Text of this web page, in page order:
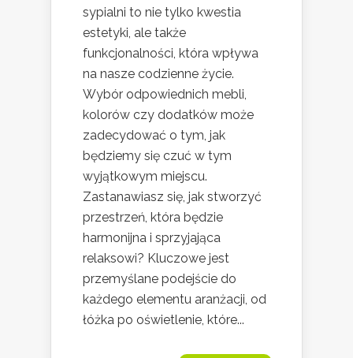
sypialni to nie tylko kwestia
estetyki, ale także
funkcjonalności, która wpływa
na nasze codzienne życie.
Wybór odpowiednich mebli,
kolorów czy dodatków może
zadecydować o tym, jak
będziemy się czuć w tym
wyjątkowym miejscu.
Zastanawiasz się, jak stworzyć
przestrzeń, która będzie
harmonijna i sprzyjająca
relaksowi? Kluczowe jest
przemyślane podejście do
każdego elementu aranżacji, od
łóżka po oświetlenie, które...